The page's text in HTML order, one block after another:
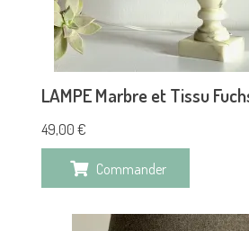
LAMPE Marbre et Tissu
49,00 €
Commander